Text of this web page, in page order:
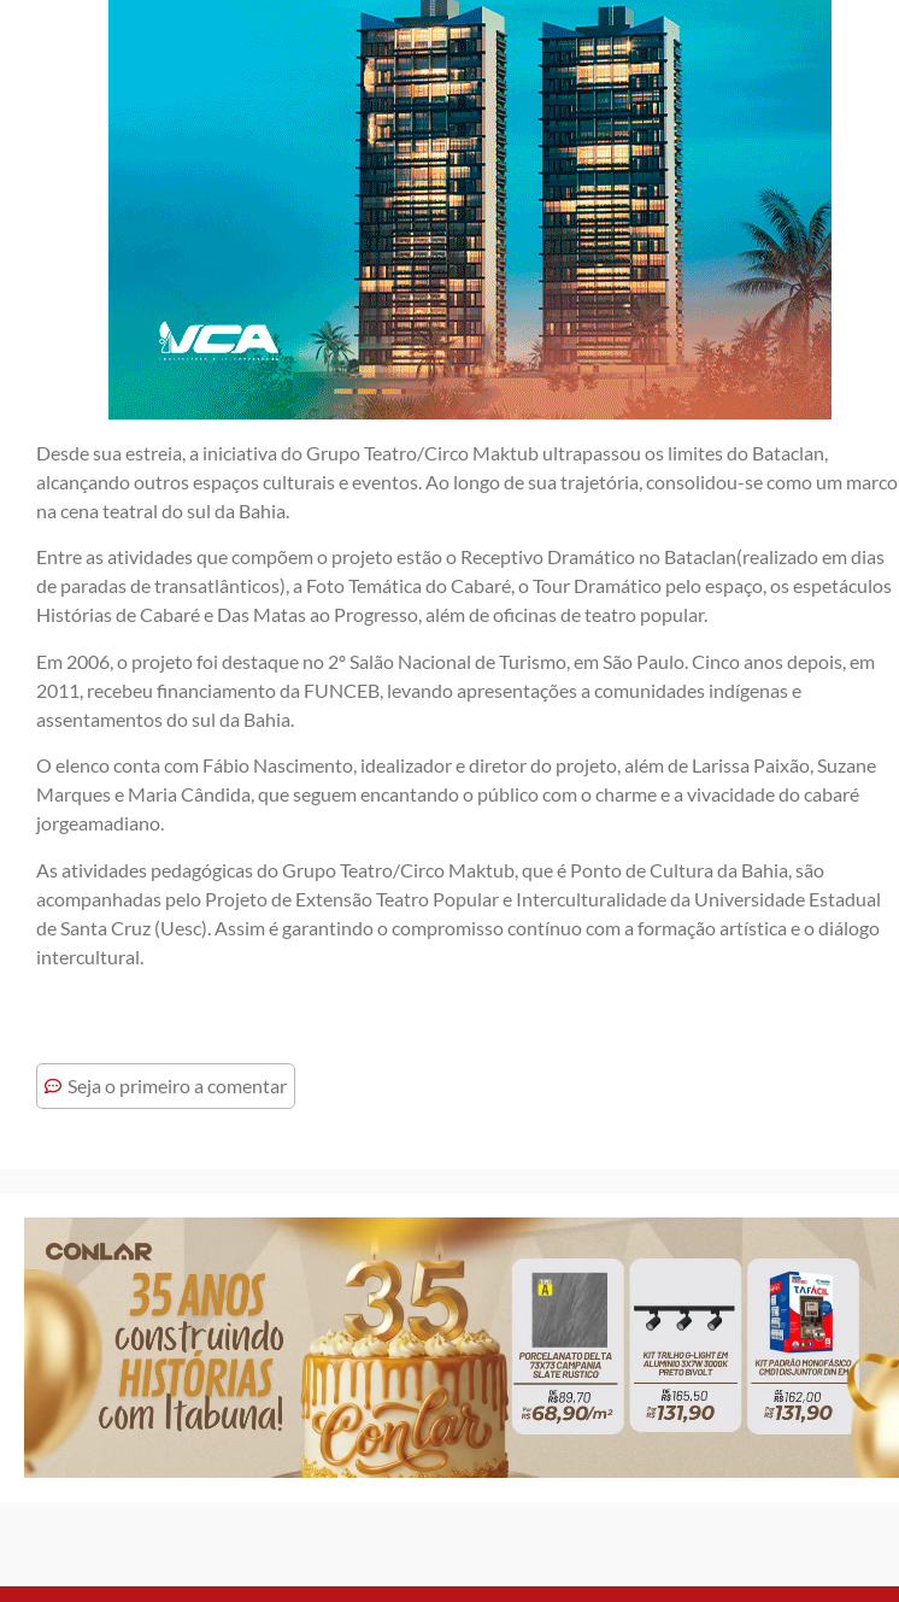
Desde sua estreia, a iniciativa do Grupo Teatro/Circo Maktub ultrapassou os limites do Bataclan,
alcançando outros espaços culturais e eventos. Ao longo de sua trajetória, consolidou-se como um marco
na cena teatral do sul da Bahia.
Entre as atividades que compõem o projeto estão o Receptivo Dramático no Bataclan(realizado em dias
de paradas de transatlânticos), a Foto Temática do Cabaré, o Tour Dramático pelo espaço, os espetáculos
Histórias de Cabaré e Das Matas ao Progresso, além de oficinas de teatro popular.
Em 2006, o projeto foi destaque no 2º Salão Nacional de Turismo, em São Paulo. Cinco anos depois, em
2011, recebeu financiamento da FUNCEB, levando apresentações a comunidades indígenas e
assentamentos do sul da Bahia.
O elenco conta com Fábio Nascimento, idealizador e diretor do projeto, além de Larissa Paixão, Suzane
Marques e Maria Cândida, que seguem encantando o público com o charme e a vivacidade do cabaré
jorgeamadiano.
As atividades pedagógicas do Grupo Teatro/Circo Maktub, que é Ponto de Cultura da Bahia, são
acompanhadas pelo Projeto de Extensão Teatro Popular e Interculturalidade da Universidade Estadual
de Santa Cruz (Uesc). Assim é garantindo o compromisso contínuo com a formação artística e o diálogo
intercultural.
Seja o primeiro a comentar